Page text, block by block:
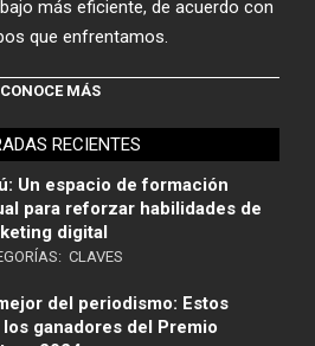
más eficiente, de acuerdo con
que enfrentamos.
CONOCE MÁS
RECIENTES
Un espacio de formación
para reforzar habilidades de
digital
CLAVES
del periodismo: Estos
los ganadores del Premio